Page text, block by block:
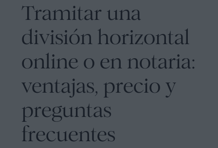
Tramitar una
división horizontal
online o en notaria:
ventajas, precio y
preguntas
frecuentes